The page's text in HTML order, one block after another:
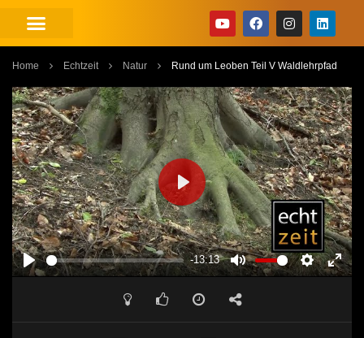
Home Echtzeit Natur Rund um Leoben Teil V Waldlehrpfad
PLAY
-13:13
MUTE SETTINGS
PLAY